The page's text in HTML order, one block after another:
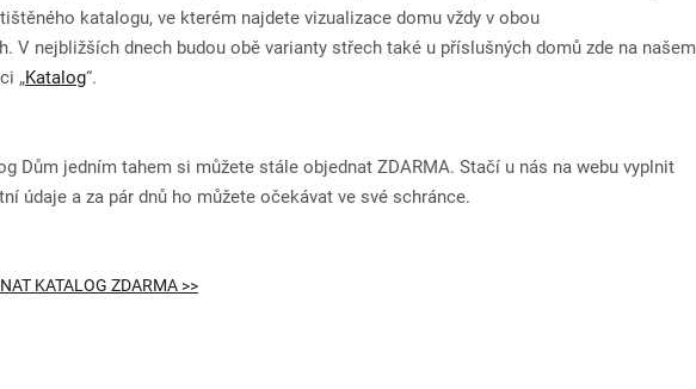
katalogu, ve kterém najdete vizualizace domu vždy v obou
V nejbližších dnech budou obě varianty střech také u příslušných domů zde na našem
„Katalog“.
Dům jedním tahem si můžete stále objednat ZDARMA. Stačí u nás na webu vyplnit
údaje a za pár dnů ho můžete očekávat ve své schránce.
KATALOG ZDARMA >>